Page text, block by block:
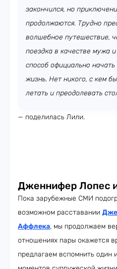
закончился, но
продолжаются. Трудно
волшебное путешествие,
поездка в качестве мужа
способ официально
жизнь. Нет никого, с кем
летать и преодолевать
— поделилась Лили.
Дженнифер Лопес
Пока зарубежные СМИ
возможном расставании
Аффлека, мы продолжаем
отношениях пары окажется
предлагаем вспомнить один